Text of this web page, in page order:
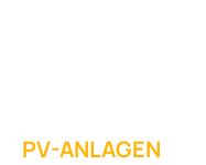
PV-ANLAGEN